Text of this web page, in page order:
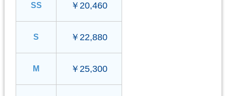
SS ￥20,460
S ￥22,880
M ￥25,300